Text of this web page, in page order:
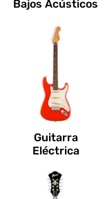
Bajos Acústicos
Guitarra
Eléctrica